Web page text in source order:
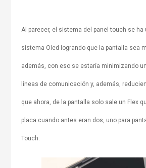
Al parecer, el sistema del panel touch se ha
sistema Oled logrando que la pantalla sea
además, con eso se estaría minimizando
líneas de comunicación y, además,
que ahora, de la pantalla solo sale un Flex
placa cuando antes eran dos, uno para
Touch.